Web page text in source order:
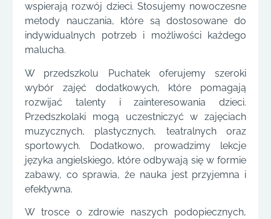
wspierają rozwój dzieci. Stosujemy nowoczesne
metody nauczania, które są dostosowane do
indywidualnych potrzeb i możliwości każdego
malucha.
W przedszkolu Puchatek oferujemy szeroki
wybór zajęć dodatkowych, które pomagają
rozwijać talenty i zainteresowania dzieci.
Przedszkolaki mogą uczestniczyć w zajęciach
muzycznych, plastycznych, teatralnych oraz
sportowych. Dodatkowo, prowadzimy lekcje
języka angielskiego, które odbywają się w formie
zabawy, co sprawia, że nauka jest przyjemna i
efektywna.
W trosce o zdrowie naszych podopiecznych,